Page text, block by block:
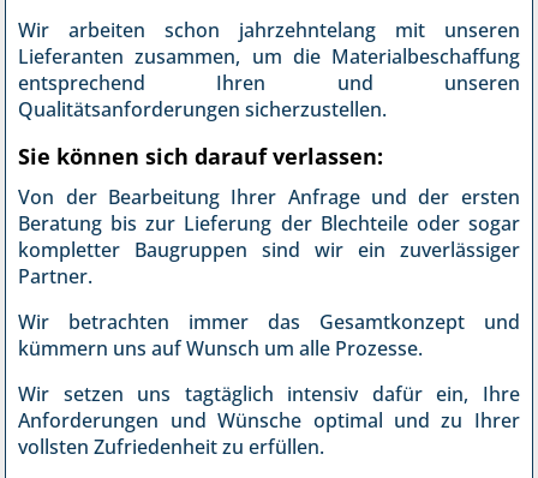
Wir arbeiten schon jahrzehntelang mit unseren
Lieferanten zusammen, um die Materialbeschaffung
entsprechend Ihren und unseren
Qualitätsanforderungen sicherzustellen.
Sie können sich darauf verlassen:
Von der Bearbeitung Ihrer Anfrage und der ersten
Beratung bis zur Lieferung der Blechteile oder sogar
kompletter Baugruppen sind wir ein zuverlässiger
Partner.
Wir betrachten immer das Gesamtkonzept und
kümmern uns auf Wunsch um alle Prozesse.
Wir setzen uns tagtäglich intensiv dafür ein, Ihre
Anforderungen und Wünsche optimal und zu Ihrer
vollsten Zufriedenheit zu erfüllen.